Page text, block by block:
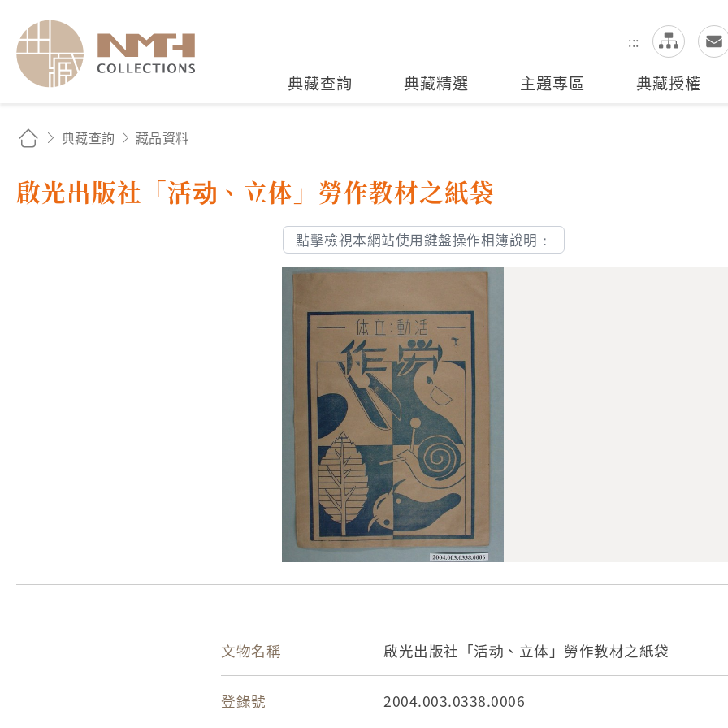
:::
全站搜尋
典藏查詢 典藏精選 主題專區 典藏授權
典藏查詢 藏品資料
啟光出版社「活动、立体」勞作教材之紙袋
點擊檢視本網站使用鍵盤操作相簿說明：
文物名稱 啟光出版社「活动、立体」勞作教材之紙袋
登錄號 2004.003.0338.0006